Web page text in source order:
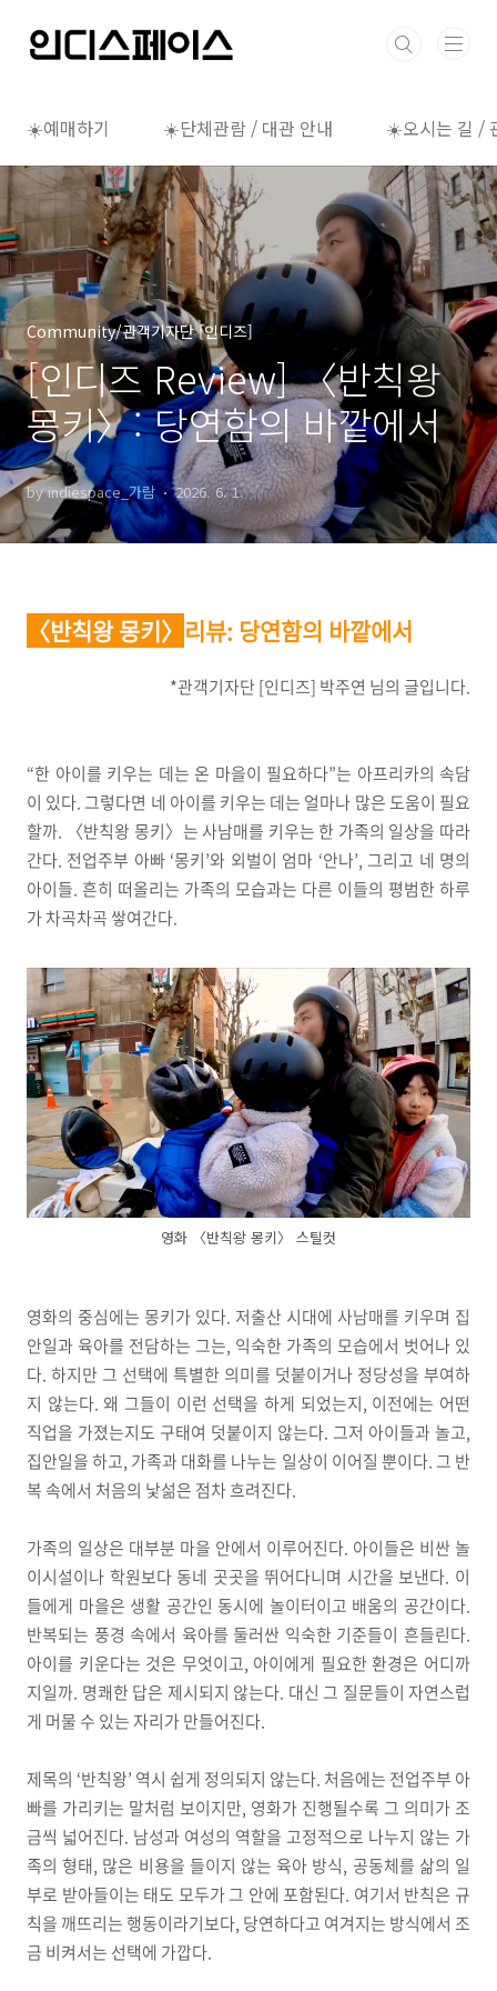
☀️예매하기 ☀️단체관람 / 대관 안내 ☀️오시는 길 /
Community/관객기자단 [인디즈]
[인디즈 Review] 〈반칙왕
몽키〉: 당연함의 바깥에서
by indiespace_가람 2026. 6. 1.
〈반칙왕 몽키〉 리뷰: 당연함의 바깥에서
*관객기자단 [인디즈] 박주연 님의 글입니다.
“한 아이를 키우는 데는 온 마을이 필요하다”는 아프리카의 속담
이 있다. 그렇다면 네 아이를 키우는 데는 얼마나 많은 도움이 필요
할까. 〈반칙왕 몽키〉는 사남매를 키우는 한 가족의 일상을 따라
간다. 전업주부 아빠 ‘몽키’와 외벌이 엄마 ‘안나’, 그리고 네 명의
아이들. 흔히 떠올리는 가족의 모습과는 다른 이들의 평범한 하루
가 차곡차곡 쌓여간다.
영화 〈반칙왕 몽키〉 스틸컷
영화의 중심에는 몽키가 있다. 저출산 시대에 사남매를 키우며 집
안일과 육아를 전담하는 그는, 익숙한 가족의 모습에서 벗어나 있
다. 하지만 그 선택에 특별한 의미를 덧붙이거나 정당성을 부여하
지 않는다. 왜 그들이 이런 선택을 하게 되었는지, 이전에는 어떤
직업을 가졌는지도 구태여 덧붙이지 않는다. 그저 아이들과 놀고,
집안일을 하고, 가족과 대화를 나누는 일상이 이어질 뿐이다. 그 반
복 속에서 처음의 낯섦은 점차 흐려진다.
가족의 일상은 대부분 마을 안에서 이루어진다. 아이들은 비싼 놀
이시설이나 학원보다 동네 곳곳을 뛰어다니며 시간을 보낸다. 이
들에게 마을은 생활 공간인 동시에 놀이터이고 배움의 공간이다.
반복되는 풍경 속에서 육아를 둘러싼 익숙한 기준들이 흔들린다.
아이를 키운다는 것은 무엇이고, 아이에게 필요한 환경은 어디까
지일까. 명쾌한 답은 제시되지 않는다. 대신 그 질문들이 자연스럽
게 머물 수 있는 자리가 만들어진다.
제목의 ‘반칙왕’ 역시 쉽게 정의되지 않는다. 처음에는 전업주부 아
빠를 가리키는 말처럼 보이지만, 영화가 진행될수록 그 의미가 조
금씩 넓어진다. 남성과 여성의 역할을 고정적으로 나누지 않는 가
족의 형태, 많은 비용을 들이지 않는 육아 방식, 공동체를 삶의 일
부로 받아들이는 태도 모두가 그 안에 포함된다. 여기서 반칙은 규
칙을 깨뜨리는 행동이라기보다, 당연하다고 여겨지는 방식에서 조
금 비켜서는 선택에 가깝다.